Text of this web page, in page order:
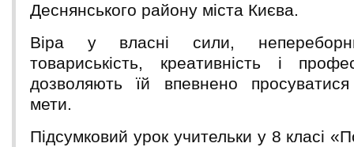
Деснянського району міста Києва.
Віра у власні сили,
товариськість, креативність і
дозволяють їй впевнено
мети.
Підсумковий урок учительки у 8 класі